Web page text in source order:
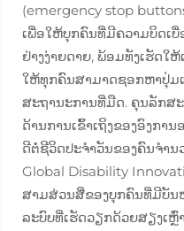
(emergency stop
ເພື່ອໃຫ້ບຸກຄົນທີ່ມີຄວາມບິດເ
ຢ່າງງ່າຍດາຍ, ພ້ອມທັງເຮັດໃ
ໃຫ້ທຸກຄົນສາມາດຊອກຫາປຸ່ມເ
ສະຖານະການທີ່ມືດ. ຄຸນລັກສ
ດ້ານການເຂົ້າເຖິງຂອງອົງກາ
ດີຕໍ່ຊີວິດປະຈຳວັນຂອງຄົນຈຳ
Global Disability
ສາມສ່ວນສີ່ຂອງບຸກຄົນທີ່ມີບັນ
ລະບົບທີ່ເຮັດວຽກດ້ວຍສຽງເ